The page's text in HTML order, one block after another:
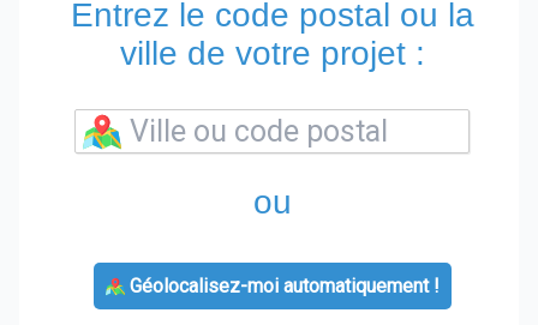
Entrez le code postal ou la
ville de votre projet :
ou
Géolocalisez-moi automatiquement !